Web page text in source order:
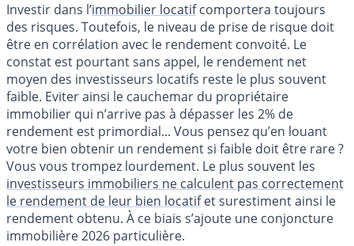
Investir dans l’immobilier locatifcomportera toujours
des risques. Toutefois, le niveau de prise de risque doit
être en corrélation avec le rendement convoité. Le
constat est pourtant sans appel, le rendement net
moyen des investisseurs locatifs reste le plus souvent
faible. Eviter ainsi le cauchemar du propriétaire
immobilier qui n’arrive pas à dépasser les 2% de
rendement est primordial... Vous pensez qu’en louant
votre bien obtenir un rendement si faible doit être rare ?
Vous vous trompez lourdement. Le plus souvent les
investisseurs immobiliers ne calculent pas correctement
le rendement de leur bien locatifet surestiment ainsi le
rendement obtenu. À ce biais s’ajoute une conjoncture
immobilière 2026 particulière.